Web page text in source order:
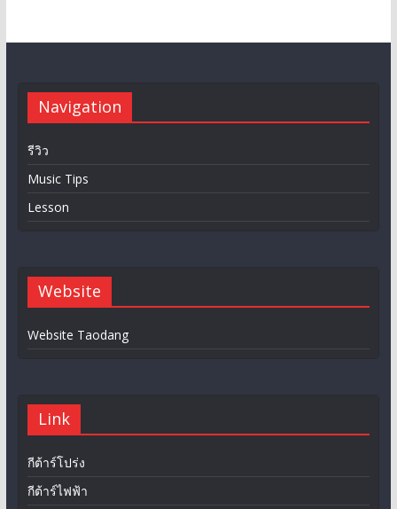
Navigation
รีวิว
Music Tips
Lesson
Website
Website Taodang
Link
กีต้าร์โปร่ง
กีต้าร์ไฟฟ้า